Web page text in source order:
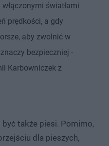
światłami
prędkości, a gdy
aby zwolnić w
bezpieczniej -
Karbowniczek z
także piesi. Pomimo,
dla pieszych,